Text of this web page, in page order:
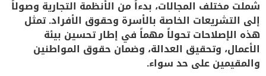
شملت مختلف المجالات، بدءاً من الأنظمة التجارية وصولاً
إلى التشريعات الخاصة بالأسرة وحقوق الأفراد. تمثل
هذه الإصلاحات تحولاً مهماً في إطار تحسين بيئة
الأعمال، وتحقيق العدالة، وضمان حقوق المواطنين
والمقيمين على حد سواء.